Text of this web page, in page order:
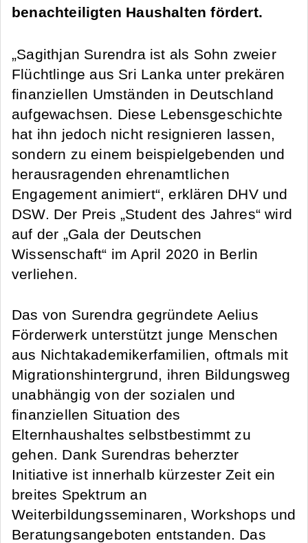
benachteiligten Haushalten fördert.
„Sagithjan Surendra ist als Sohn zweier
Flüchtlinge aus Sri Lanka unter prekären
finanziellen Umständen in Deutschland
aufgewachsen. Diese Lebensgeschichte
hat ihn jedoch nicht resignieren lassen,
sondern zu einem beispielgebenden und
herausragenden ehrenamtlichen
Engagement animiert“, erklären DHV und
DSW. Der Preis „Student des Jahres“ wird
auf der „Gala der Deutschen
Wissenschaft“ im April 2020 in Berlin
verliehen.
Das von Surendra gegründete Aelius
Förderwerk unterstützt junge Menschen
aus Nichtakademikerfamilien, oftmals mit
Migrationshintergrund, ihren Bildungsweg
unabhängig von der sozialen und
finanziellen Situation des
Elternhaushaltes selbstbestimmt zu
gehen. Dank Surendras beherzter
Initiative ist innerhalb kürzester Zeit ein
breites Spektrum an
Weiterbildungsseminaren, Workshops und
Beratungsangeboten entstanden. Das